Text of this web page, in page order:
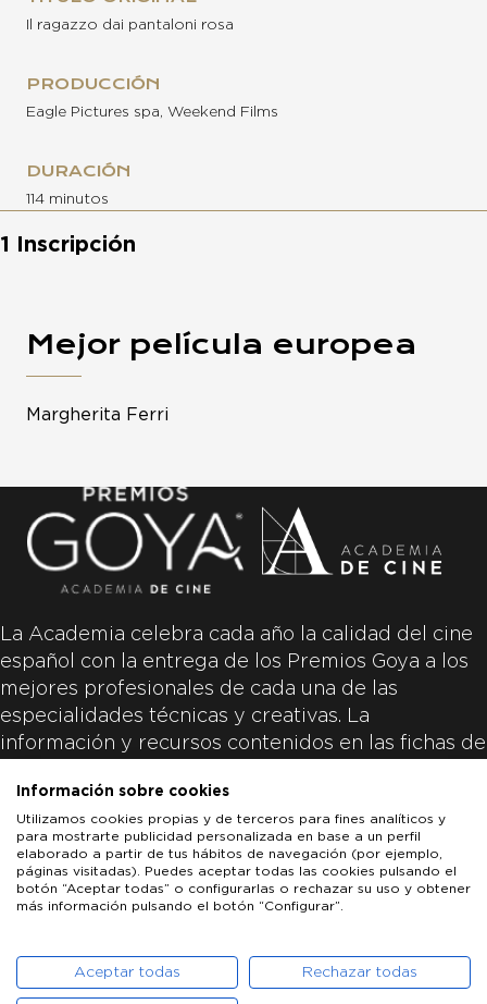
Il ragazzo dai pantaloni rosa
PRODUCCIÓN
Eagle Pictures spa, Weekend Films
DURACIÓN
114 minutos
1 Inscripción
Mejor película europea
Margherita Ferri
La Academia celebra cada año la calidad del cine
español con la entrega de los Premios Goya a los
mejores profesionales de cada una de las
especialidades técnicas y creativas. La
información y recursos contenidos en las fichas de
productoras de las películas y responsabilidad
única y exclusiva de las mismas.
ACADEMIA DE CINE
PATROCINADORES PRENSA CONTACTO
Información sobre cookies
Utilizamos cookies propias y de terceros para fines analíticos y
para mostrarte publicidad personalizada en base a un perfil
elaborado a partir de tus hábitos de navegación (por ejemplo,
páginas visitadas). Puedes aceptar todas las cookies pulsando el
botón “Aceptar todas” o configurarlas o rechazar su uso y obtener
más información pulsando el botón “Configurar”.
Aceptar todas Rechazar todas